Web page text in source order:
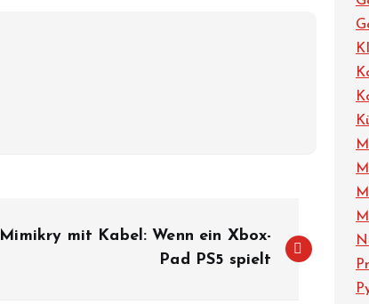
Mimikry mit Kabel: Wenn ein Xbox-
Pad PS5 spielt